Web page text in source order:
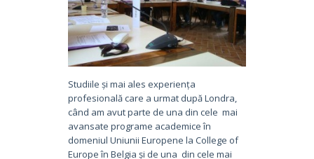
Studiile și mai ales experiența
profesională care a urmat după Londra,
când am avut parte de una din cele mai
avansate programe academice în
domeniul Uniunii Europene la College of
Europe în Belgia și de una din cele mai